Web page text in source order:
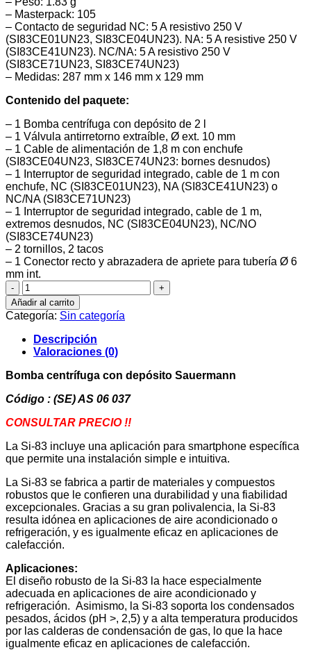
– Masterpack: 105
– Contacto de seguridad NC: 5 A resistivo 250 V
(SI83CE01UN23, SI83CE04UN23). NA: 5 A resistive 250 V
(SI83CE41UN23). NC/NA: 5 A resistivo 250 V
(SI83CE71UN23, SI83CE74UN23)
– Medidas: 287 mm x 146 mm x 129 mm
Contenido del paquete:
– 1 Bomba centrífuga con depósito de 2 l
– 1 Válvula antirretorno extraíble, Ø ext. 10 mm
– 1 Cable de alimentación de 1,8 m con enchufe
(SI83CE04UN23, SI83CE74UN23: bornes desnudos)
– 1 Interruptor de seguridad integrado, cable de 1 m con
enchufe, NC (SI83CE01UN23), NA (SI83CE41UN23) o
NC/NA (SI83CE71UN23)
– 1 Interruptor de seguridad integrado, cable de 1 m,
extremos desnudos, NC (SI83CE04UN23), NC/NO
(SI83CE74UN23)
– 2 tornillos, 2 tacos
– 1 Conector recto y abrazadera de apriete para tubería Ø 6
mm int.
Bomba
centrífuga
con
depósito
Sauermann
cantidad
Añadir al carrito
Categoría: Sin categoría
Descripción
Valoraciones (0)
Bomba centrífuga con depósito Sauermann
Código : (SE) AS 06 037
CONSULTAR PRECIO !!
La Si-83 incluye una aplicación para smartphone específica
que permite una instalación simple e intuitiva.
La Si-83 se fabrica a partir de materiales y compuestos
robustos que le confieren una durabilidad y una fiabilidad
excepcionales. Gracias a su gran polivalencia, la Si-83
resulta idónea en aplicaciones de aire acondicionado o
refrigeración, y es igualmente eficaz en aplicaciones de
calefacción.
Aplicaciones:
El diseño robusto de la Si-83 la hace especialmente
adecuada en aplicaciones de aire acondicionado y
refrigeración. Asimismo, la Si-83 soporta los condensados
pesados, ácidos (pH >, 2,5) y a alta temperatura producidos
por las calderas de condensación de gas, lo que la hace
igualmente eficaz en aplicaciones de calefacción.